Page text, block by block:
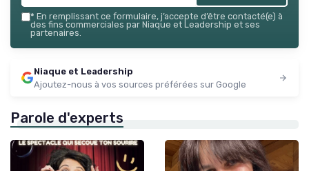
* En remplissant ce formulaire, j’accepte d’être contacté(e) à
des fins commerciales par Niaque et Leadership et ses
partenaires.
Niaque et Leadership
Ajoutez-nous à vos sources préférées sur Google
Parole d'experts